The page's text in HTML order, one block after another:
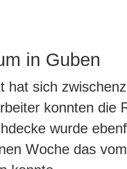
in Guben
hat sich
konnten die
wurde
Woche das